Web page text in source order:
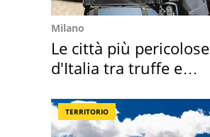
Milano
Le città più pericolose
d'Italia tra truffe e
TERRITORIO